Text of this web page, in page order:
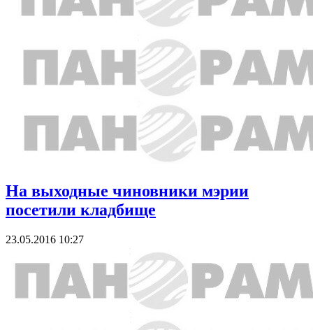
На выходные чиновники мэрии
посетили кладбище
23.05.2016 10:27